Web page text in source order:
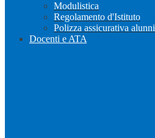
Modulistica
Regolamento d'Istituto
Polizza assicurativa alunni
Docenti e ATA